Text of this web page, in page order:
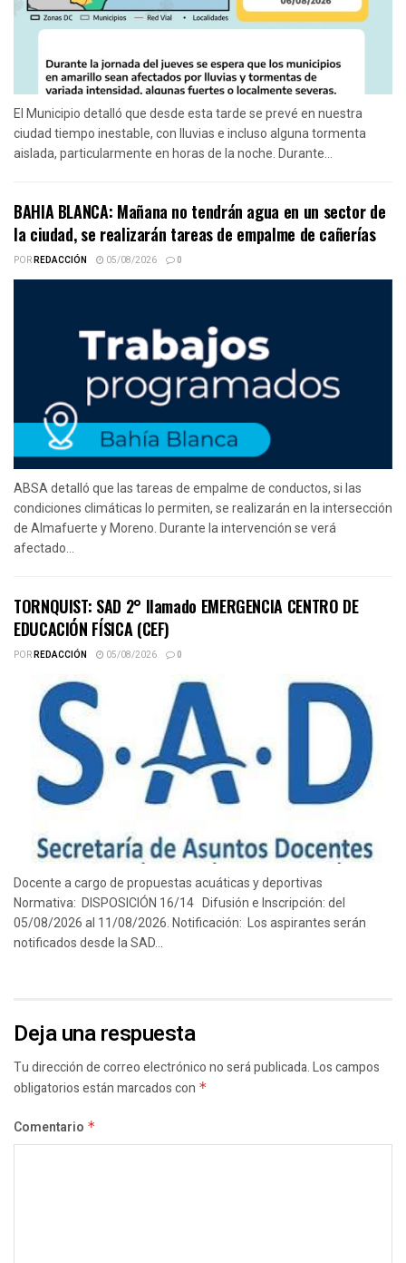
El Municipio detalló que desde esta tarde se prevé en nuestra
ciudad tiempo inestable, con lluvias e incluso alguna tormenta
aislada, particularmente en horas de la noche. Durante...
BAHIA BLANCA: Mañana no tendrán agua en un sector de
la ciudad, se realizarán tareas de empalme de cañerías
PORREDACCIÓN 05/08/2026 0
ABSA detalló que las tareas de empalme de conductos, si las
condiciones climáticas lo permiten, se realizarán en la intersección
de Almafuerte y Moreno. Durante la intervención se verá
afectado...
TORNQUIST: SAD 2° llamado EMERGENCIA CENTRO DE
EDUCACIÓN FÍSICA (CEF)
PORREDACCIÓN 05/08/2026 0
Docente a cargo de propuestas acuáticas y deportivas
Normativa: DISPOSICIÓN 16/14 Difusión e Inscripción: del
05/08/2026 al 11/08/2026. Notificación: Los aspirantes serán
notificados desde la SAD...
Deja una respuesta
Tu dirección de correo electrónico no será publicada.Los campos
obligatorios están marcados con *
Comentario *